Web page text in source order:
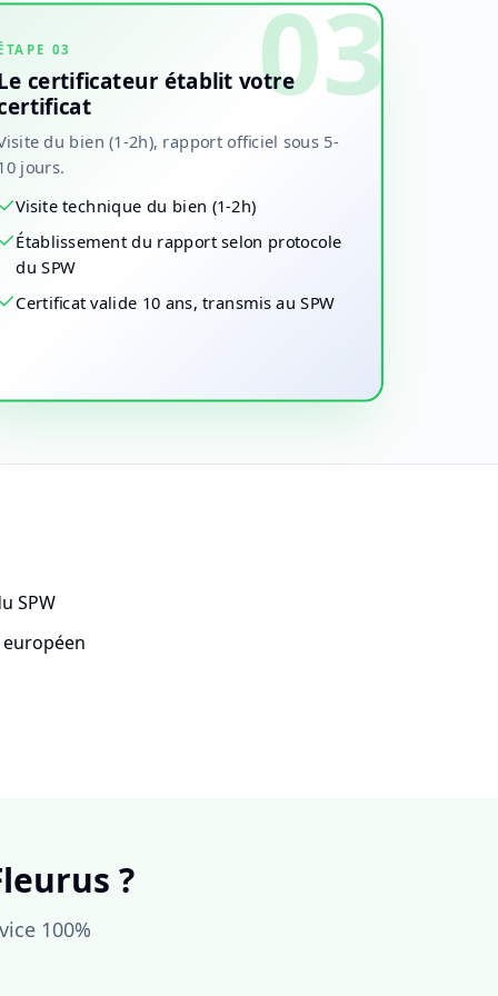
03
03
certificateur établit votre
du bien (1-2h), rapport officiel sous 5-
jours.
Visite technique du bien (1-2h)
Établissement du rapport selon protocole
du SPW
Certificat valide 10 ans, transmis au SPW
SPW
?
100%